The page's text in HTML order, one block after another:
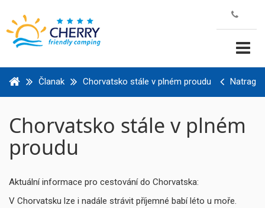
Članak Chorvatsko stále v plném proudu Natrag
Chorvatsko stále v plném
proudu
Aktuální informace pro cestování do Chorvatska:
V Chorvatsku lze i nadále strávit příjemné babí léto u moře.